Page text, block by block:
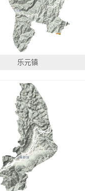
乐元镇